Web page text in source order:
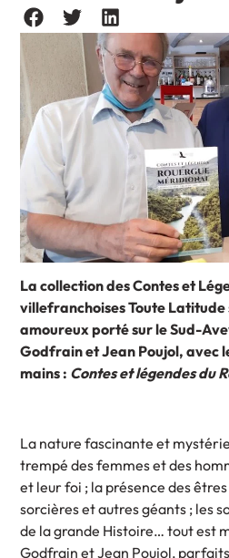
La collection des Contes et
villefranchoises Toute Latitude
amoureux porté sur le Sud-
Godfrain et Jean Poujol, avec
mains : Contes et légendes du
La nature fascinante et
trempé des femmes et des
et leur foi ; la présence des
sorcières et autres géants ; les
de la grande Histoire… tout est
Godfrain et Jean Poujol,